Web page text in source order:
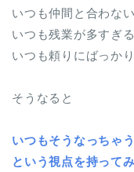
いつも仲間と合わな
いつも残業が多すぎ
いつも頼りにばっか
そうなると
いつもそうなっちゃ
という視点を持って